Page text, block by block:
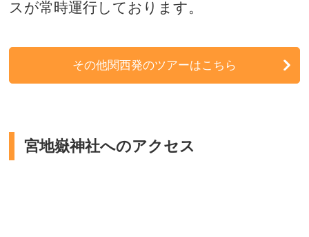
周辺の宿泊施設
スが常時運行しております。
その他関西発のツアーはこちら
宮地嶽神社へのアクセス